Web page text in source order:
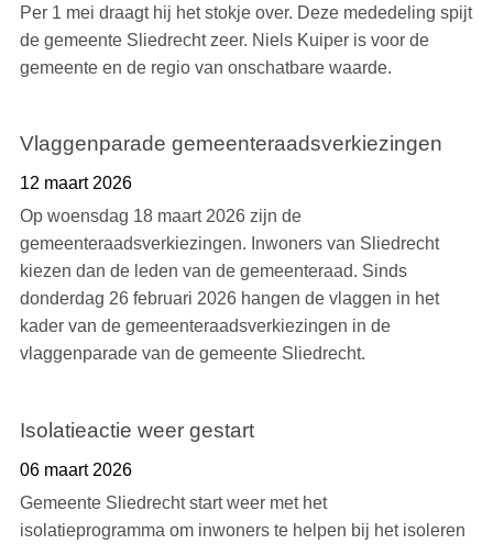
Per 1 mei draagt hij het stokje over. Deze mededeling spijt
de gemeente Sliedrecht zeer. Niels Kuiper is voor de
gemeente en de regio van onschatbare waarde.
Vlaggenparade gemeenteraadsverkiezingen
12 maart 2026
Op woensdag 18 maart 2026 zijn de
gemeenteraadsverkiezingen. Inwoners van Sliedrecht
kiezen dan de leden van de gemeenteraad. Sinds
donderdag 26 februari 2026 hangen de vlaggen in het
kader van de gemeenteraadsverkiezingen in de
vlaggenparade van de gemeente Sliedrecht.
Isolatieactie weer gestart
06 maart 2026
Gemeente Sliedrecht start weer met het
isolatieprogramma om inwoners te helpen bij het isoleren